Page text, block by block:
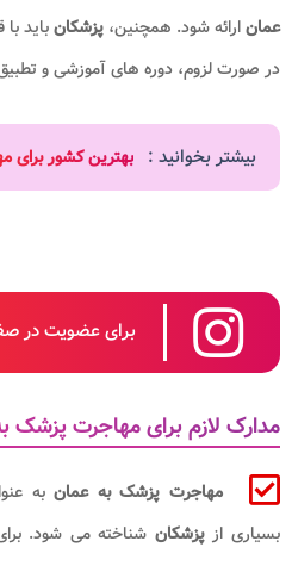
عمانارائه شود. همچنین، پزشکانباید
در صورت لزوم، دوره های آموزشی و تطبیق
بیشتر بخوانید : بهترین کشور برای
برای عضویت در
مدارک لازم برای مهاجرت پزشک
مهاجرت پزشک به عمانبه
بسیاری ازپزشکان شناخته می شود.